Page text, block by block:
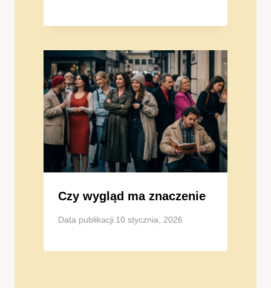
Czy wygląd ma znaczenie
Data publikacji 10 stycznia, 2026